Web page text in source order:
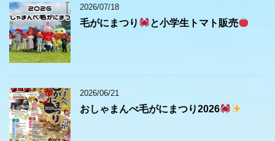
2026/07/18
毛がにまつり と小学生トマト販売
2026/06/21
おしゃまんべ毛がにまつり2026